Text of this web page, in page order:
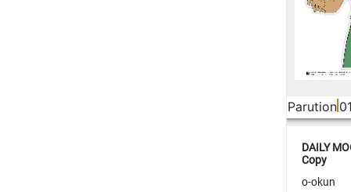
Parution
DAILY
Copy
o-okun